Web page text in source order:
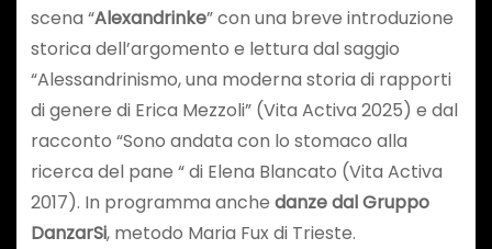
scena “Alexandrinke” con una breve introduzione
storica dell’argomento e lettura dal saggio
“Alessandrinismo, una moderna storia di rapporti
di genere di Erica Mezzoli” (Vita Activa 2025) e dal
racconto “Sono andata con lo stomaco alla
ricerca del pane “ di Elena Blancato (Vita Activa
2017). In programma anche danze dal Gruppo
DanzarSi, metodo Maria Fux di Trieste.